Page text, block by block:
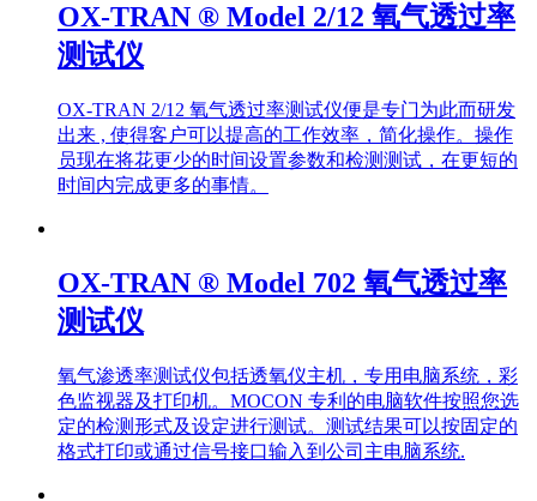
OX-TRAN ® Model 2/12 氧气透过率
测试仪
OX-TRAN 2/12 氧气透过率测试仪便是专门为此而研发
出来 , 使得客户可以提高的工作效率，简化操作。操作
员现在将花更少的时间设置参数和检测测试，在更短的
时间内完成更多的事情。
OX-TRAN ® Model 702 氧气透过率
测试仪
氧气渗透率测试仪包括透氧仪主机，专用电脑系统，彩
色监视器及打印机。MOCON 专利的电脑软件按照您选
定的检测形式及设定进行测试。测试结果可以按固定的
格式打印或通过信号接口输入到公司主电脑系统.